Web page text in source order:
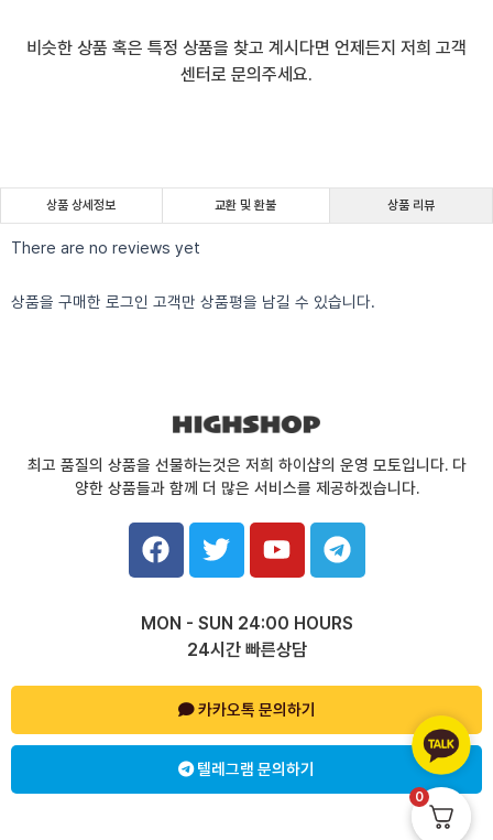
비슷한 상품 혹은 특정 상품을 찾고 계시다면 언제든지 저희 고객
센터로 문의주세요.
상품 상세정보 교환 및 환불 상품 리뷰
There are no reviews yet
상품을 구매한 로그인 고객만 상품평을 남길 수 있습니다.
최고 품질의 상품을 선물하는것은 저희 하이샵의 운영 모토입니다. 다
양한 상품들과 함께 더 많은 서비스를 제공하겠습니다.
F
a
c
b
o
T
w
i
t
e
r
Y
o
u
u
b
e
T
e
l
g
a
MON - SUN 24:00 HOURS
24시간 빠른상담
카카오톡 문의하기
텔레그램 문의하기
0